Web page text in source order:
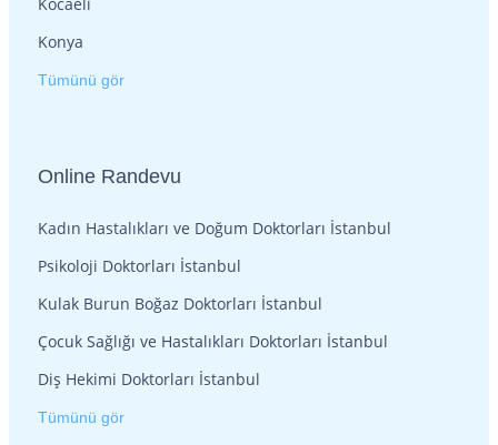
Konya
Tümünü gör
Online Randevu
Kadın Hastalıkları ve Doğum Doktorları İstanbul
Psikoloji Doktorları İstanbul
Kulak Burun Boğaz Doktorları İstanbul
Çocuk Sağlığı ve Hastalıkları Doktorları İstanbul
Diş Hekimi Doktorları İstanbul
Tümünü gör